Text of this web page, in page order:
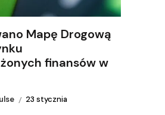
Mapę Drogową
finansów w
23 stycznia